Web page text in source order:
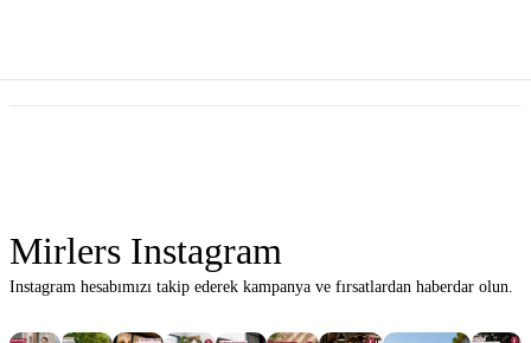
Mirlers Instagram
Instagram hesabımızı takip ederek kampanya ve fırsatlardan haberdar olun.